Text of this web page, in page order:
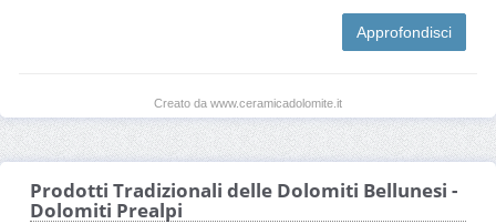
Approfondisci
Creato da www.ceramicadolomite.it
Prodotti Tradizionali delle Dolomiti Bellunesi -
Dolomiti Prealpi